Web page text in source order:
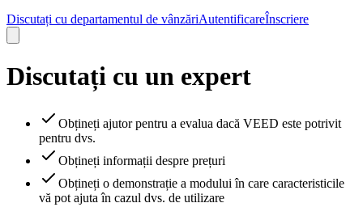
Discutați cu departamentul de vânzăriAutentificareÎnscriere
Discutați cu un expert
Obțineți ajutor pentru a evalua dacă VEED este potrivit
pentru dvs.
Obțineți informații despre prețuri
Obțineți o demonstrație a modului în care caracteristicile
vă pot ajuta în cazul dvs. de utilizare